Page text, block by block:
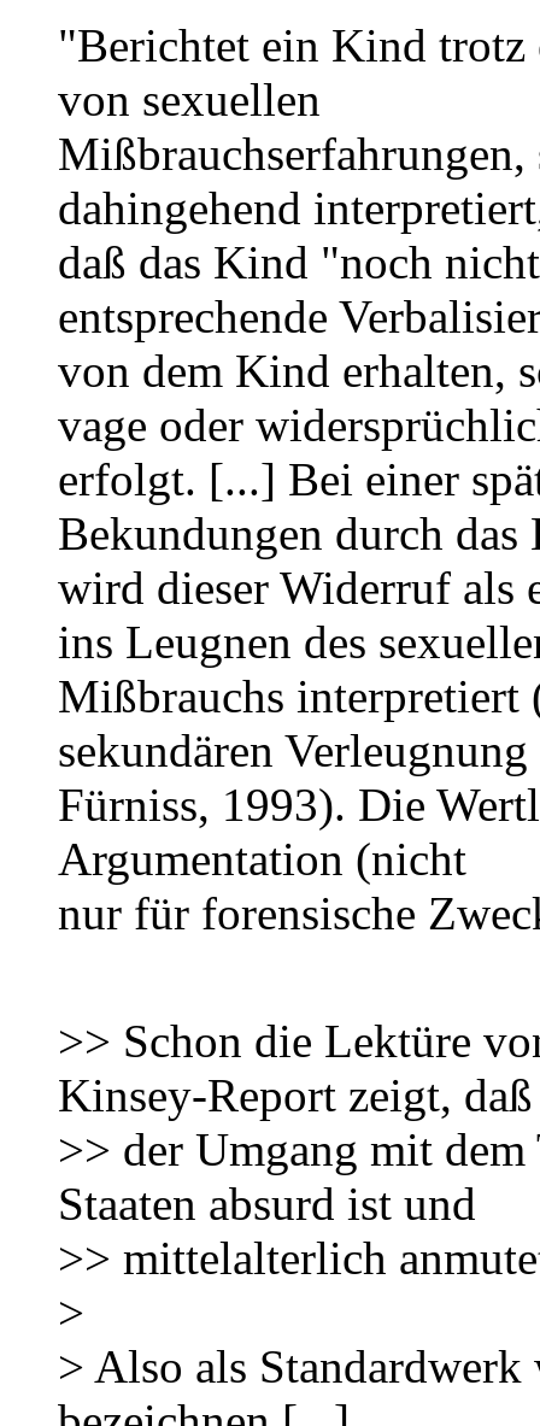
"Berichtet ein Kind trotz
von sexuellen
dahingehend
daß das Kind "noch
entsprechende
von dem Kind erhalten,
vage oder
erfolgt. [...] Bei einer
Bekundungen durch das
wird dieser Widerruf als
ins Leugnen des
Mißbrauchs interpretiert
sekundären
Fürniss, 1993). Die
Argumentation (nicht
nur für forensische
>> Schon die Lektüre
Kinsey-Report zeigt, daß
>> der Umgang mit
Staaten absurd ist und
>> mittelalterlich
>
> Also als